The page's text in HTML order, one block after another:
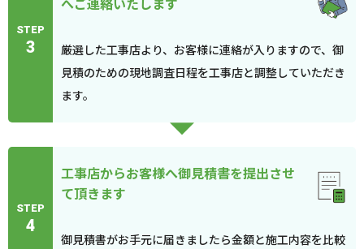
STEP
3
厳選した工事店より、お客様に連絡が入りますので、御
見積のための現地調査日程を工事店と調整していただき
ます。
STEP
4
工事店からお客様へ御見積書を提出させ
て頂きます
御見積書がお手元に届きましたら金額と施工内容を比較